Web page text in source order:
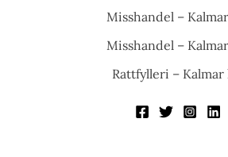
Misshandel –
Misshandel –
Rattfylleri – Kalmar